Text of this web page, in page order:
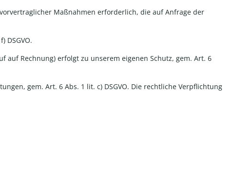
Maßnahmen erforderlich, die auf Anfrage der
DSGVO.
auf Rechnung) erfolgt zu unserem eigenen Schutz, gem. Art. 6
gem. Art. 6 Abs. 1 lit. c) DSGVO. Die rechtliche Verpflichtung